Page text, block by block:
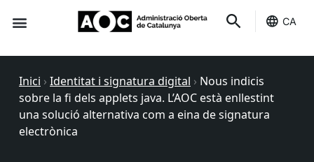
CA
Inici › Identitat i signatura digital › Nous indicis
sobre la fi dels applets java. L’AOC està enllestint
una solució alternativa com a eina de signatura
electrònica